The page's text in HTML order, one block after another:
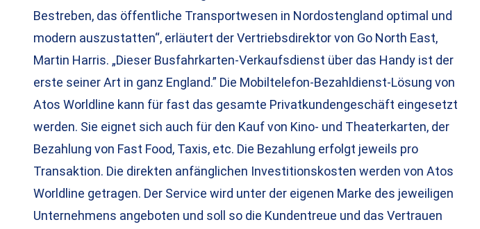
Bestreben, das öffentliche Transportwesen in Nordostengland optimal und
modern auszustatten“, erläutert der Vertriebsdirektor von Go North East,
Martin Harris. „Dieser Busfahrkarten-Verkaufsdienst über das Handy ist der
erste seiner Art in ganz England.” Die Mobiltelefon-Bezahldienst-Lösung von
Atos Worldline kann für fast das gesamte Privatkundengeschäft eingesetzt
werden. Sie eignet sich auch für den Kauf von Kino- und Theaterkarten, der
Bezahlung von Fast Food, Taxis, etc. Die Bezahlung erfolgt jeweils pro
Transaktion. Die direkten anfänglichen Investitionskosten werden von Atos
Worldline getragen. Der Service wird unter der eigenen Marke des jeweiligen
Unternehmens angeboten und soll so die Kundentreue und das Vertrauen